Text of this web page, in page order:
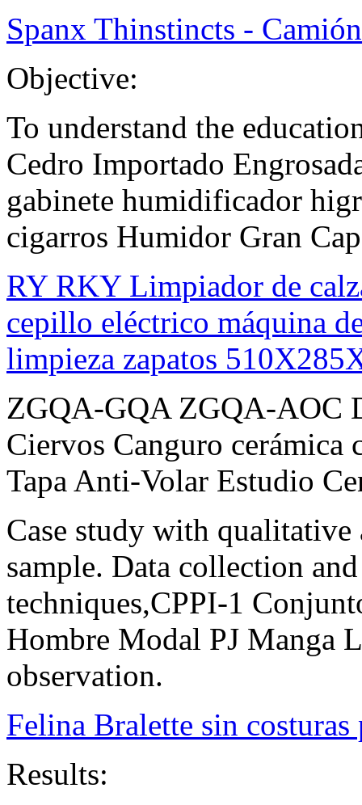
Spanx Thinstincts -
Objective:
To understand the
Cedro Importado
gabinete humidificador
cigarros Humidor Gran
RY RKY Limpiador de
cepillo eléctrico máquina
limpieza zapatos
ZGQA-GQA ZGQA-AOC
Ciervos Canguro cerámica
Tapa Anti-Volar Estudio
Case study with
sample. Data collection
techniques,CPPI-1
Hombre Modal PJ Manga
observation.
Felina Bralette sin costuras
Results: